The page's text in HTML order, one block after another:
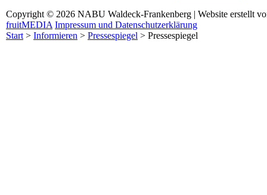
Copyright © 2026 NABU Waldeck-Frankenberg | Website erstellt
fruitMEDIA Impressum und Datenschutzerklärung
Start> Informieren > Pressespiegel > Pressespiegel